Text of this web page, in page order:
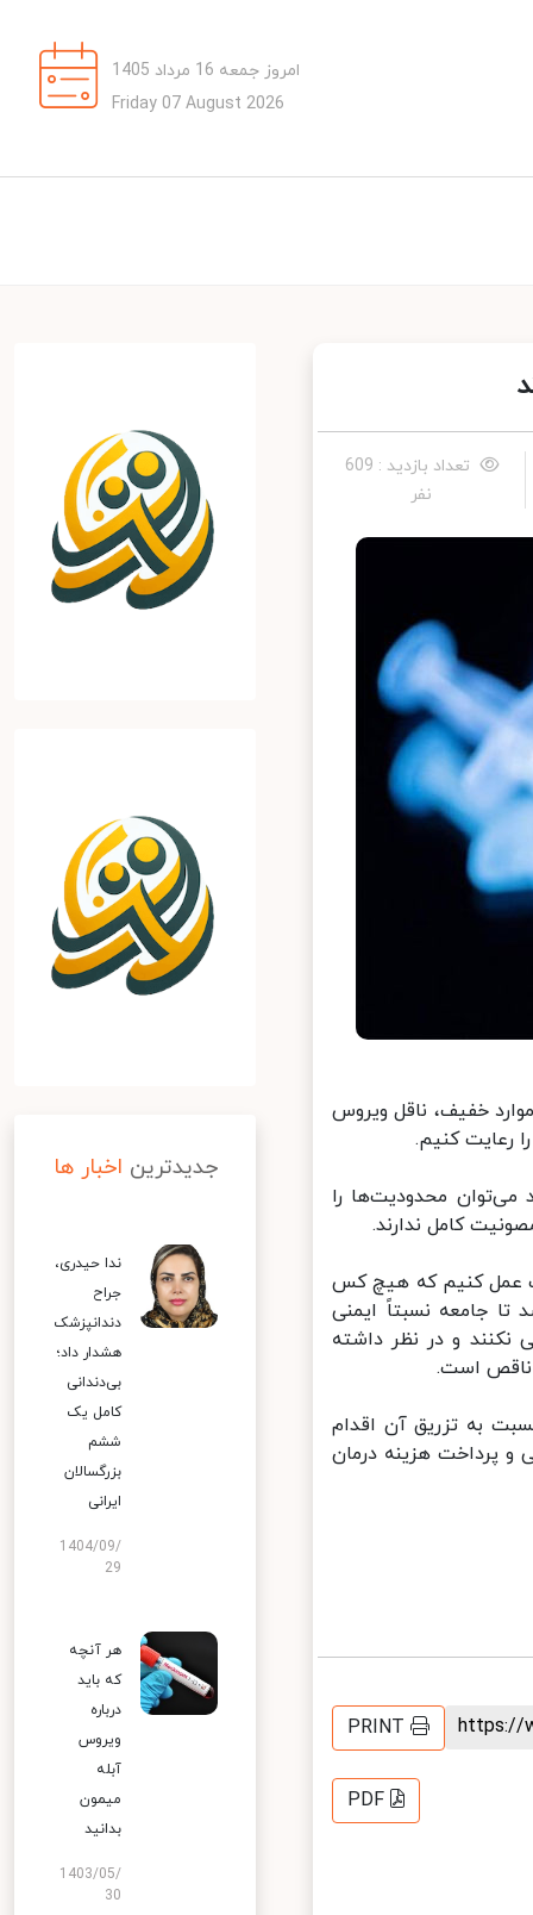
امروز جمعه 16 مرداد 1405
Friday 07 August 2026
تعداد بازدید : 609
نفر
خفیف، ناقل ویروس
کنیم.
محدودیت‌ها را
کامل ندارند.
عمل کنیم که هیچ کس
جامعه نسبتاً ایمنی
و در نظر داشته
است.
به تزریق آن اقدام
و پرداخت هزینه درمان
PRINT
PDF
جدیدترین اخبار ها
ندا حیدری،
جراح
دندانپزشک
هشدار داد؛
بی‌دندانی
کامل یک
ششم
بزرگسالان
ایرانی
1404/09/
29
هر آنچه
که باید
درباره
ویروس
آبله
میمون
بدانید
1403/05/
30